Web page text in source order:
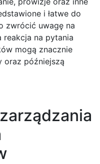
i łatwe do
zwrócić uwagę na
reakcja na pytania
mogą znacznie
oraz późniejszą